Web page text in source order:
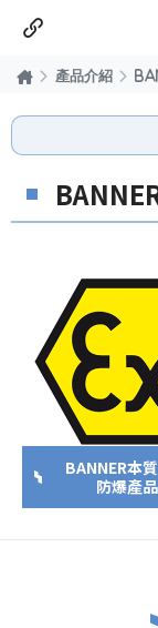
產品介紹
BANNER本
防爆產品